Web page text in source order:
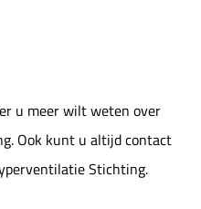
u meer wilt weten over
Ook kunt u altijd contact
Stichting.